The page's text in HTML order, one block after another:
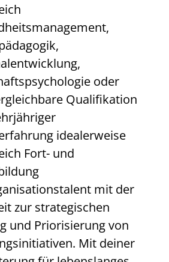
oder
Qualifikation
idealerweise
Fort- und
mit der
zur strategischen
und Priorisierung von
Mit deiner